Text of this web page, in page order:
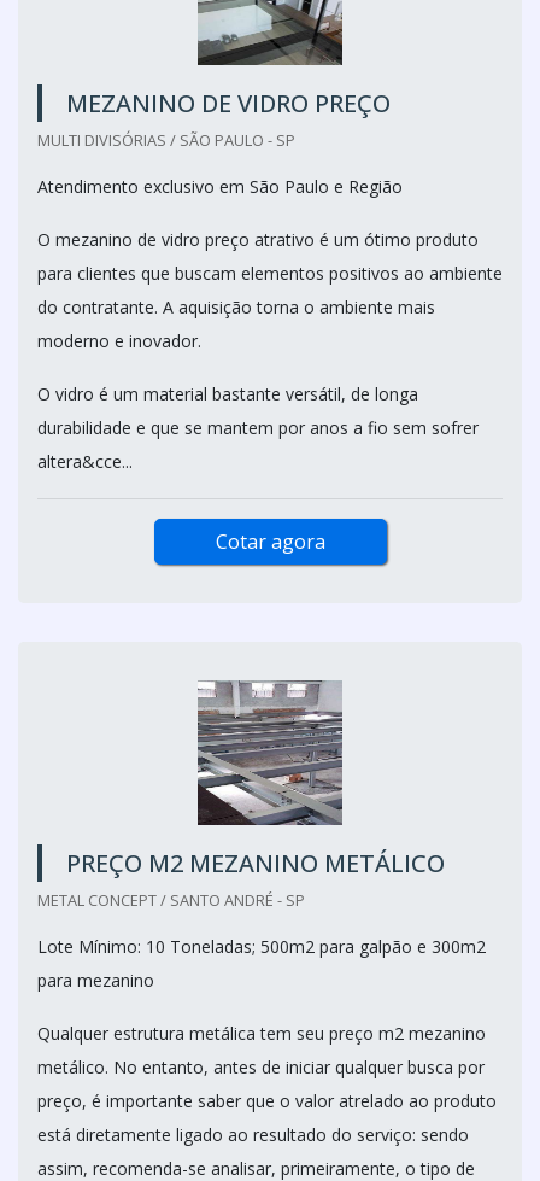
MEZANINO DE VIDRO PREÇO
MULTI DIVISÓRIAS / SÃO PAULO - SP
Atendimento exclusivo em São Paulo e Região
O mezanino de vidro preço atrativo é um ótimo produto
para clientes que buscam elementos positivos ao ambiente
do contratante. A aquisição torna o ambiente mais
moderno e inovador.
O vidro é um material bastante versátil, de longa
durabilidade e que se mantem por anos a fio sem sofrer
altera&cce...
Cotar agora
PREÇO M2 MEZANINO METÁLICO
METAL CONCEPT / SANTO ANDRÉ - SP
Lote Mínimo: 10 Toneladas; 500m2 para galpão e 300m2
para mezanino
Qualquer estrutura metálica tem seu preço m2 mezanino
metálico. No entanto, antes de iniciar qualquer busca por
preço, é importante saber que o valor atrelado ao produto
está diretamente ligado ao resultado do serviço: sendo
assim, recomenda-se analisar, primeiramente, o tipo de